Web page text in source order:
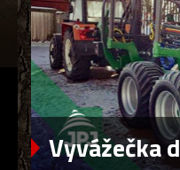
Vyvážečka